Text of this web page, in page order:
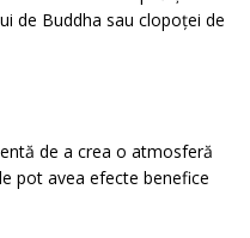
de Buddha sau clopoței de
de a crea o atmosferă
pot avea efecte benefice